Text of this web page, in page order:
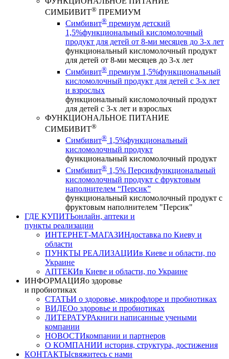
СИМБИВИТ® ПРЕМИУМ
Симбивит® премиум детский
1,5%функциональный кисломолочный
продукт для детей от 8-ми месяцев до 3-х лет
функциональный кисломолочный продукт
для детей от 8-ми месяцев до 3-х лет
Симбивит® премиум 1,5%функциональный
кисломолочный продукт для детей с 3-х лет
и взрослых
функциональный кисломолочный продукт
для детей с 3-х лет и взрослых
ФУНКЦИОНАЛЬНОЕ ПИТАНИЕ
СИМБИВИТ®
Симбивит® 1,5%функциональный
кисломолочный продукт
функциональный кисломолочный продукт
Симбивит® 1,5% Персикфункциональный
кисломолочный продукт с фруктовым
наполнителем “Персик”
функциональный кисломолочный продукт с
фруктовым наполнителем "Персик"
ГДЕ КУПИТЬонлайн, аптеки и
пункты реализации
ИНТЕРНЕТ-МАГАЗИНдоставка по Киеву и
области
ПУНКТЫ РЕАЛИЗАЦИИв Киеве и области, по
Украине
АПТЕКИв Киеве и области, по Украине
ИНФОРМАЦИЯо здоровье
и пробиотиках
СТАТЬИ о здоровье, микрофлоре и пробиотиках
ВИДЕОо здоровье и пробиотиках
ЛИТЕРАТУРАкниги написанные учеными
компании
НОВОСТИкомпании и партнеров
О КОМПАНИИ история, структура, достижения
КОНТАКТЫсвяжитесь с нами